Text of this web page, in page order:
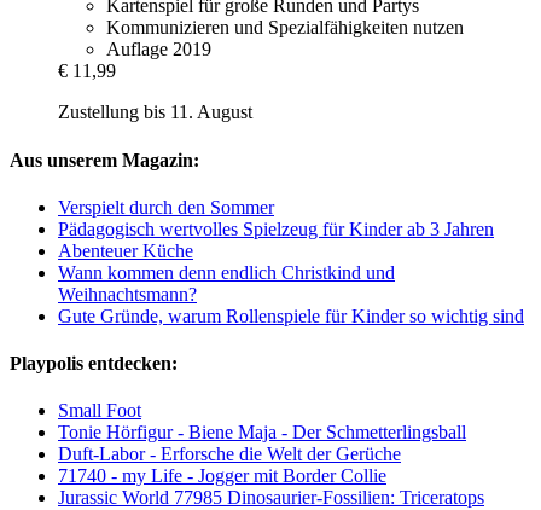
Kartenspiel für große Runden und Partys
Kommunizieren und Spezialfähigkeiten nutzen
Auflage 2019
€ 11,99
Zustellung bis 11. August
Aus unserem Magazin:
Verspielt durch den Sommer
Pädagogisch wertvolles Spielzeug für Kinder ab 3 Jahren
Abenteuer Küche
Wann kommen denn endlich Christkind und
Weihnachtsmann?
Gute Gründe, warum Rollenspiele für Kinder so wichtig sind
Playpolis entdecken:
Small Foot
Tonie Hörfigur - Biene Maja - Der Schmetterlingsball
Duft-Labor - Erforsche die Welt der Gerüche
71740 - my Life - Jogger mit Border Collie
Jurassic World 77985 Dinosaurier-Fossilien: Triceratops